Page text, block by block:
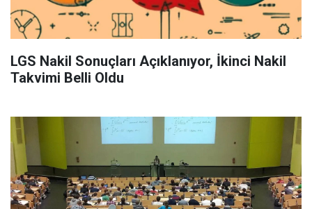
LGS Nakil Sonuçları Açıklanıyor, İkinci Nakil
Takvimi Belli Oldu